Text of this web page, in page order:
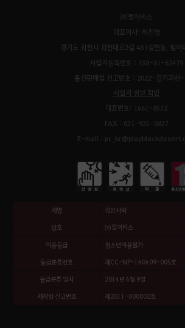
㈜펄어비스
대표이사: 허진영
경기도 과천시 과천대로2길 48 (갈현동, 펄어
사업자등록번호 : 138-81-62479
통신판매업 신고번호 : 2022-경기과천
사업자 정보 확인
대표번호: 1661-8572
FAX : 031-935-0837
E-mail :
제명 검은사막
상호 ㈜펄어비스
이용등급 청소년이용불가
등급분류번호 제CC-NP-140409-005호
등급분류 일자 2014년 4월 9일
제작업 신고번호 제2011-000002호